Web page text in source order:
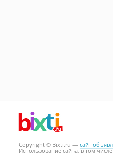
Copyright © Bixti.ru — сайт
Использование сайта, в том